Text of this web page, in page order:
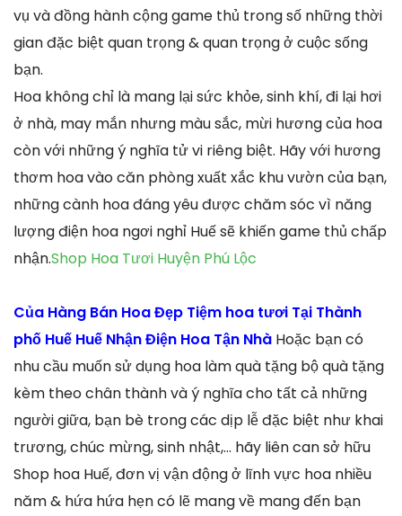
vụ và đồng hành cộng game thủ trong số những thời
gian đặc biệt quan trọng & quan trọng ở cuộc sống
bạn.
Hoa không chỉ là mang lại sức khỏe, sinh khí, đi lại hơi
ở nhà, may mắn nhưng màu sắc, mừi hương của hoa
còn với những ý nghĩa tử vi riêng biệt. Hãy với hương
thơm hoa vào căn phòng xuất xắc khu vườn của bạn,
những cành hoa đáng yêu được chăm sóc vì năng
lượng điện hoa ngơi nghỉ Huế sẽ khiến game thủ chấp
nhận.Shop Hoa Tươi Huyện Phú Lộc
Của Hàng Bán Hoa Đẹp Tiệm hoa tươi Tại Thành
phố Huế Huế Nhận Điện Hoa Tận Nhà Hoặc bạn có
nhu cầu muốn sử dụng hoa làm quà tặng bộ quà tặng
kèm theo chân thành và ý nghĩa cho tất cả những
người giữa, bạn bè trong các dịp lễ đặc biệt như khai
trương, chúc mừng, sinh nhật,… hãy liên can sở hữu
Shop hoa Huế, đơn vị vận động ở lĩnh vực hoa nhiều
năm & hứa hứa hẹn có lẽ mang về mang đến bạn